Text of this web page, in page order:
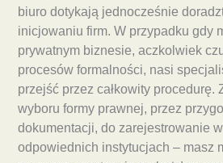
biuro dotykają jednocześnie
inicjowaniu firm. W przypadku gdy
prywatnym biznesie, aczkolwiek
procesów formalności, nasi
przejść przez całkowity procedurę.
wyboru formy prawnej, przez
dokumentacji, do zarejestrowanie
odpowiednich instytucjach – masz